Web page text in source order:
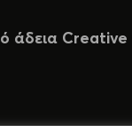
άδεια